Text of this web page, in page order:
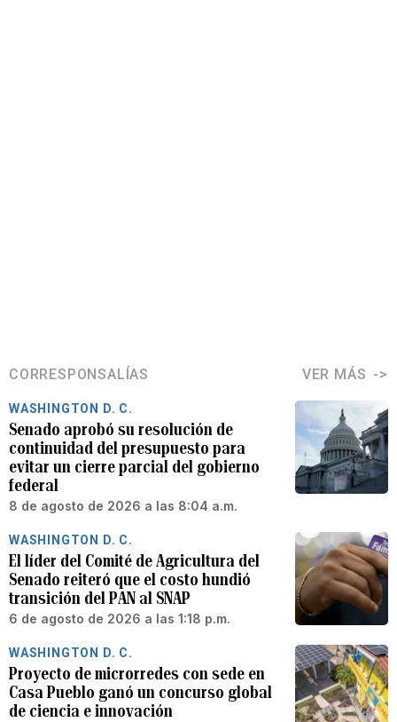
CORRESPONSALÍAS VER MÁS
WASHINGTON D. C.
Senado aprobó su resolución de
continuidad del presupuesto para
evitar un cierre parcial del gobierno
federal
8 de agosto de 2026 a las 8:04 a.m.
WASHINGTON D. C.
El líder del Comité de Agricultura del
Senado reiteró que el costo hundió
transición del PAN al SNAP
6 de agosto de 2026 a las 1:18 p.m.
WASHINGTON D. C.
Proyecto de microrredes con sede en
Casa Pueblo ganó un concurso global
de ciencia e innovación